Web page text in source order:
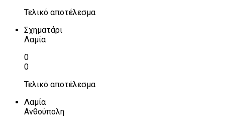
Τελικό αποτέλεσμα
Σχηματάρι
Λαμία
0
0
Τελικό αποτέλεσμα
Λαμία
Ανθούπολη